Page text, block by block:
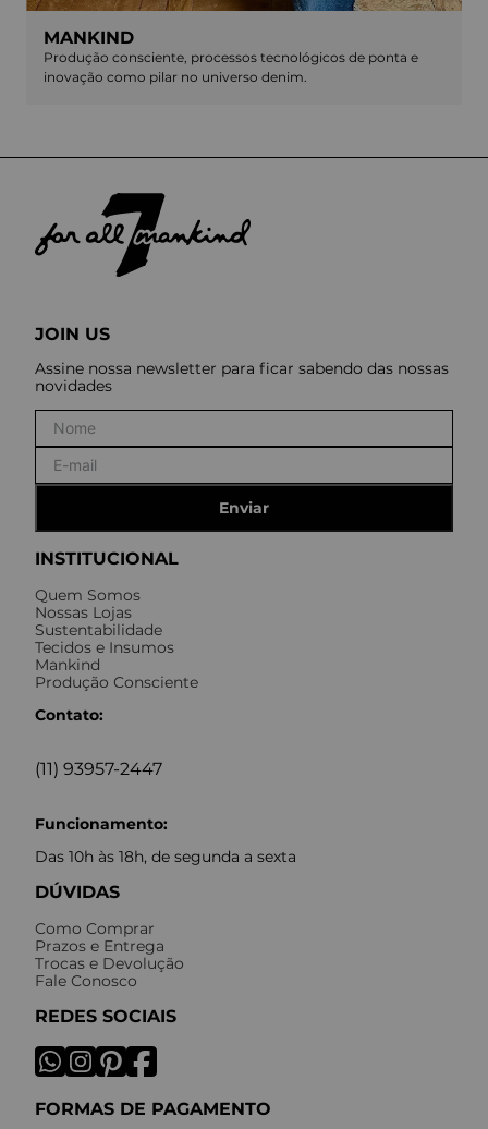
MANKIND
Produção consciente, processos tecnológicos de ponta e
inovação como pilar no universo denim.
INSTITUCIONAL
Quem Somos
Nossas Lojas
Sustentabilidade
Tecidos e Insumos
Mankind
Produção Consciente
Contato:
(11) 93957-2447
Funcionamento:
Das 10h às 18h, de segunda a sexta
DÚVIDAS
Como Comprar
Prazos e Entrega
Trocas e Devolução
Fale Conosco
REDES SOCIAIS
FORMAS DE PAGAMENTO
JOIN US
Assine nossa newsletter para ficar sabendo das nossas
novidades
Enviar